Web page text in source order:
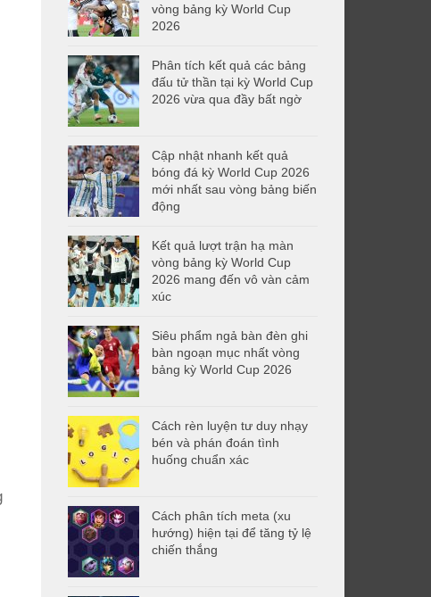
vòng bảng kỳ World Cup
2026
Phân tích kết quả các bảng
đấu tử thần tại kỳ World Cup
2026 vừa qua đầy bất ngờ
Cập nhật nhanh kết quả
bóng đá kỳ World Cup 2026
mới nhất sau vòng bảng biến
động
Kết quả lượt trận hạ màn
vòng bảng kỳ World Cup
2026 mang đến vô vàn cảm
xúc
Siêu phẩm ngả bàn đèn ghi
bàn ngoạn mục nhất vòng
bảng kỳ World Cup 2026
Cách rèn luyện tư duy nhạy
bén và phán đoán tình
huống chuẩn xác
Cách phân tích meta (xu
hướng) hiện tại để tăng tỷ lệ
chiến thắng